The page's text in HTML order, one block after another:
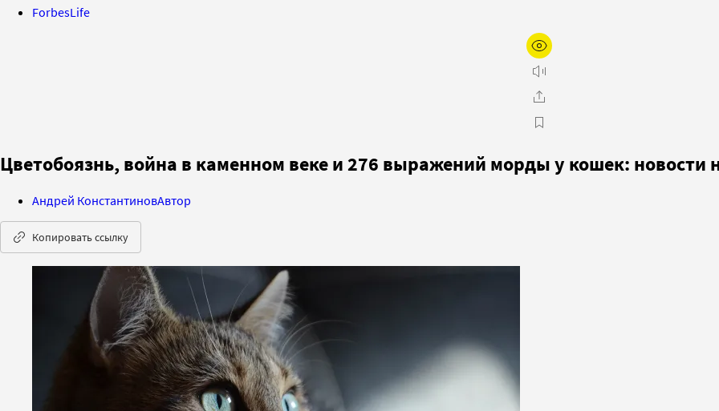
ForbesLife
Цветобоязнь, война в каменном веке и 276 выражений морды у кошек: новости
Андрей КонстантиновАвтор
Копировать ссылку